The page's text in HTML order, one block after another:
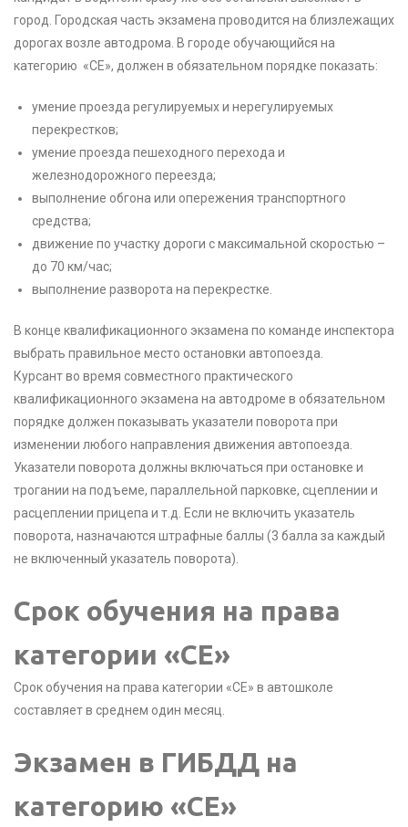
город. Городская часть экзамена проводится на близлежащих
дорогах возле автодрома. В городе обучающийся на
категорию «CE», должен в обязательном порядке показать:
умение проезда регулируемых и нерегулируемых
перекрестков;
умение проезда пешеходного перехода и
железнодорожного переезда;
выполнение обгона или опережения транспортного
средства;
движение по участку дороги с максимальной скоростью –
до 70 км/час;
выполнение разворота на перекрестке.
В конце квалификационного экзамена по команде инспектора
выбрать правильное место остановки автопоезда.
Курсант во время совместного практического
квалификационного экзамена на автодроме в обязательном
порядке должен показывать указатели поворота при
изменении любого направления движения автопоезда.
Указатели поворота должны включаться при остановке и
трогании на подъеме, параллельной парковке, сцеплении и
расцеплении прицепа и т.д. Если не включить указатель
поворота, назначаются штрафные баллы (3 балла за каждый
не включенный указатель поворота).
Срок обучения на права
категории «CE»
Срок обучения на права категории «CE» в автошколе
составляет в среднем один месяц.
Экзамен в ГИБДД на
категорию «CE»